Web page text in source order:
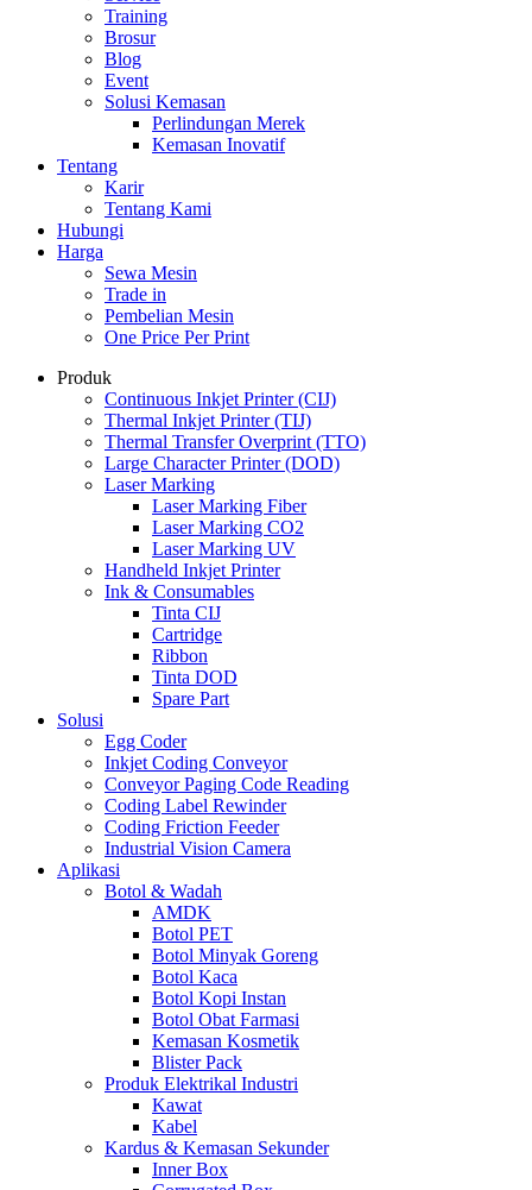
Training
Brosur
Blog
Event
Solusi Kemasan
Perlindungan Merek
Kemasan Inovatif
Tentang
Karir
Tentang Kami
Hubungi
Harga
Sewa Mesin
Trade in
Pembelian Mesin
One Price Per Print
Produk
Continuous Inkjet Printer (CIJ)
Thermal Inkjet Printer (TIJ)
Thermal Transfer Overprint (TTO)
Large Character Printer (DOD)
Laser Marking
Laser Marking Fiber
Laser Marking CO2
Laser Marking UV
Handheld Inkjet Printer
Ink & Consumables
Tinta CIJ
Cartridge
Ribbon
Tinta DOD
Spare Part
Solusi
Egg Coder
Inkjet Coding Conveyor
Conveyor Paging Code Reading
Coding Label Rewinder
Coding Friction Feeder
Industrial Vision Camera
Aplikasi
Botol & Wadah
AMDK
Botol PET
Botol Minyak Goreng
Botol Kaca
Botol Kopi Instan
Botol Obat Farmasi
Kemasan Kosmetik
Blister Pack
Produk Elektrikal Industri
Kawat
Kabel
Kardus & Kemasan Sekunder
Inner Box